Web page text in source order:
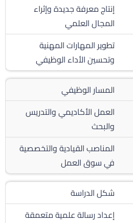
إنتاج معرفة جديدة وإثراء
المجال العلمي
تطوير المهارات المهنية
وتحسين الأداء الوظيفي
المسار الوظيفي
العمل الأكاديمي والتدريس
والبحث
المناصب القيادية والتخصصية
في سوق العمل
شكل الدراسة
إعداد رسالة علمية متعمقة